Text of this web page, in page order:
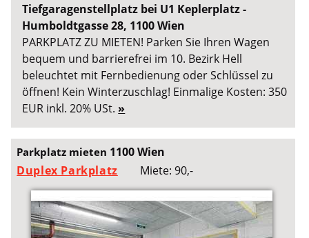
Tiefgaragenstellplatz bei U1 Keplerplatz -
Humboldtgasse 28, 1100 Wien
PARKPLATZ ZU MIETEN! Parken Sie Ihren Wagen
bequem und barrierefrei im 10. Bezirk Hell
beleuchtet mit Fernbedienung oder Schlüssel zu
öffnen! Kein Winterzuschlag! Einmalige Kosten: 350
EUR inkl. 20% USt. »
Parkplatz mieten 1100 Wien
Duplex Parkplatz
Miete: 90,-